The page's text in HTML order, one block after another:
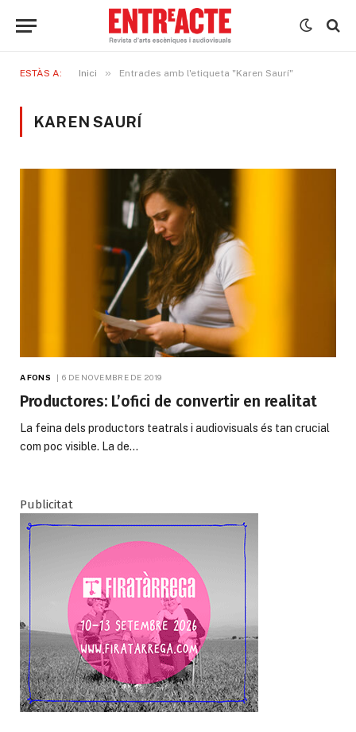
ESTÀS A: Inici » Entrades amb l'etiqueta "Karen Saurí"
KAREN SAURÍ
A FONS 6 DE NOVEMBRE DE 2019
Productores: L’ofici de convertir en realitat
La feina dels productors teatrals i audiovisuals és tan crucial
com poc visible. La de…
Publicitat